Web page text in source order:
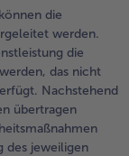
die
werden.
die
das nicht
Nachstehend
übertragen
des jeweiligen